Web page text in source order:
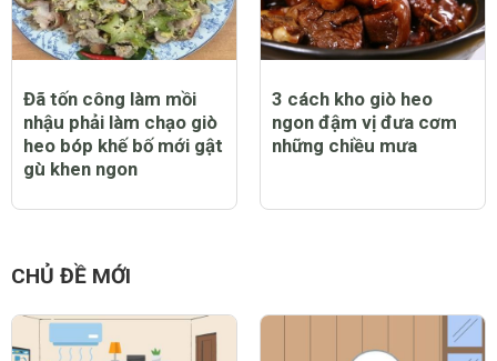
Đã tốn công làm mồi
nhậu phải làm chạo giò
heo bóp khế bố mới gật
gù khen ngon
3 cách kho giò heo
ngon đậm vị đưa cơm
những chiều mưa
CHỦ ĐỀ MỚI